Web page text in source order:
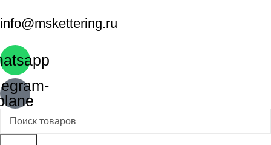
info@mskettering.ru